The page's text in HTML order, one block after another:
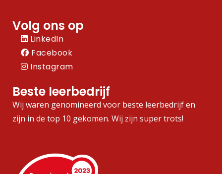
Volg ons op
LinkedIn
Facebook
Instagram
Beste leerbedrijf
Wij waren genomineerd voor beste leerbedrijf en
zijn in de top 10 gekomen. Wij zijn super trots!